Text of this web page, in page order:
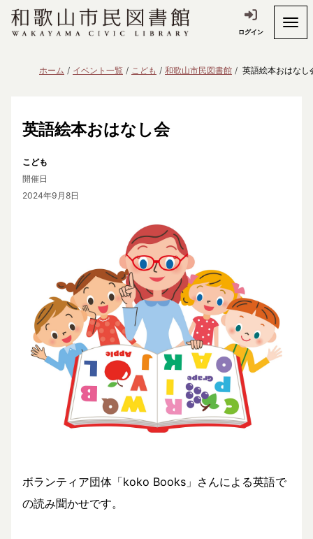
ログイン
ホーム イベント一覧 こども 和歌山市民図書館 英語絵本おはなし
英語絵本おはなし会
こども
開催日
2024年9月8日
ボランティア団体「koko Books」さんによる英語で
の読み聞かせです。